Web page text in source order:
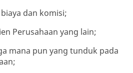
dan komisi;
Perusahaan yang lain;
mana pun yang tunduk pada